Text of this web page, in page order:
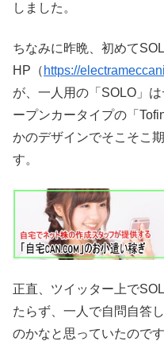
しました。
ちなみに昨晩、初めて
HP（ https://
が、一人用の「SOLO」
ープンカータイプの「
かのデザインでそこそこ
す。
正直、ツイッター上で
たらず、一人で自問自答
のかなと思っていたので